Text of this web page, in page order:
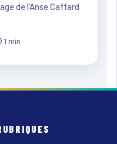
de l’Anse Caffard
min